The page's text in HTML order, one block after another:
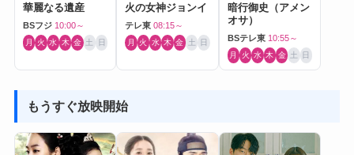
華麗なる遺産
BSフジ 10:00～
月 火 水 木 金 土 日
火の女神ジョンイ
テレ東 08:15～
月 火 水 木 金 土 日
暗行御史（アメン
オサ）
BSテレ東 10:55～
月 火 水 木 金 土 日
もうすぐ放映開始